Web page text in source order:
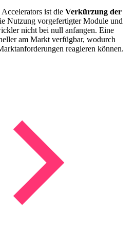
ist die Verkürzung der
Nutzung vorgefertigter Module und
nicht bei null anfangen. Eine
am Markt verfügbar, wodurch
reagieren können.